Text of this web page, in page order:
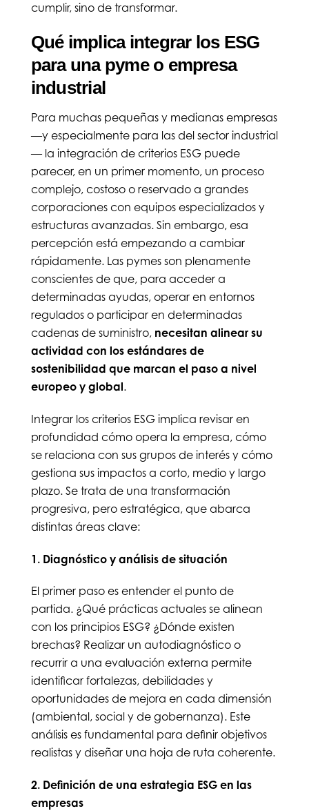
cumplir, sino de transformar.
Qué implica integrar los ESG
para una pyme o empresa
industrial
Para muchas pequeñas y medianas empresas
—y especialmente para las del sector industrial
— la integración de criterios ESG puede
parecer, en un primer momento, un proceso
complejo, costoso o reservado a grandes
corporaciones con equipos especializados y
estructuras avanzadas. Sin embargo, esa
percepción está empezando a cambiar
rápidamente. Las pymes son plenamente
conscientes de que, para acceder a
determinadas ayudas, operar en entornos
regulados o participar en determinadas
cadenas de suministro, necesitan alinear su
actividad con los estándares de
sostenibilidad que marcan el paso a nivel
europeo y global.
Integrar los criterios ESG implica revisar en
profundidad cómo opera la empresa, cómo
se relaciona con sus grupos de interés y cómo
gestiona sus impactos a corto, medio y largo
plazo. Se trata de una transformación
progresiva, pero estratégica, que abarca
distintas áreas clave:
1. Diagnóstico y análisis de situación
El primer paso es entender el punto de
partida. ¿Qué prácticas actuales se alinean
con los principios ESG? ¿Dónde existen
brechas? Realizar un autodiagnóstico o
recurrir a una evaluación externa permite
identificar fortalezas, debilidades y
oportunidades de mejora en cada dimensión
(ambiental, social y de gobernanza). Este
análisis es fundamental para definir objetivos
realistas y diseñar una hoja de ruta coherente.
2. Definición de una estrategia ESG en las
empresas